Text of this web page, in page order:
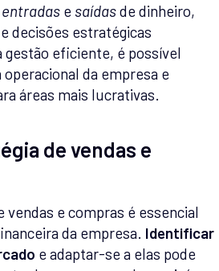
entradas e saídasde dinheiro,
decisões estratégicas
eficiente, é possível
da empresa e
áreas mais lucrativas.
de vendas e
e compras é essencial
da empresa. Identificar
e adaptar-se a elas pode